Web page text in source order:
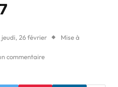
jeudi, 26 février Mise à
commentaire